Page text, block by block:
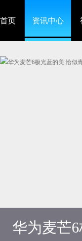
首页 资讯中心
华为麦芒